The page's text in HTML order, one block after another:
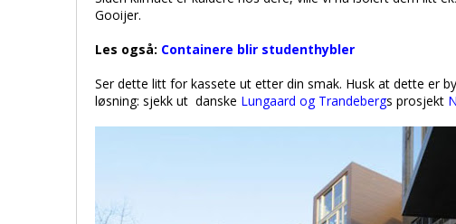
Gooijer.
Les også: Containere blir studenthybler
Ser dette litt for kassete ut etter din smak. Husk at dette er
løsning: sjekk ut danske Lungaard og Trandebergs prosjekt